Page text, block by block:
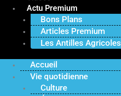
Actu Premium
Bons Plans
Articles Premium
Les Antilles Agricoles
Accueil
Vie quotidienne
Culture